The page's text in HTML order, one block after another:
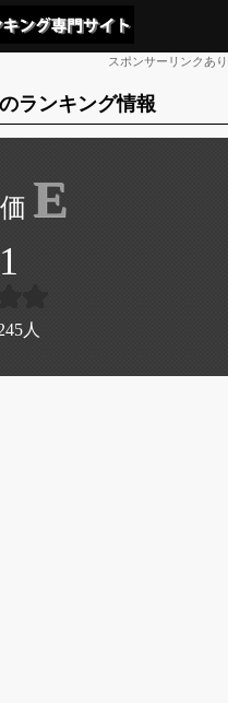
スポンサーリンクあり
ランキング情報
E
人